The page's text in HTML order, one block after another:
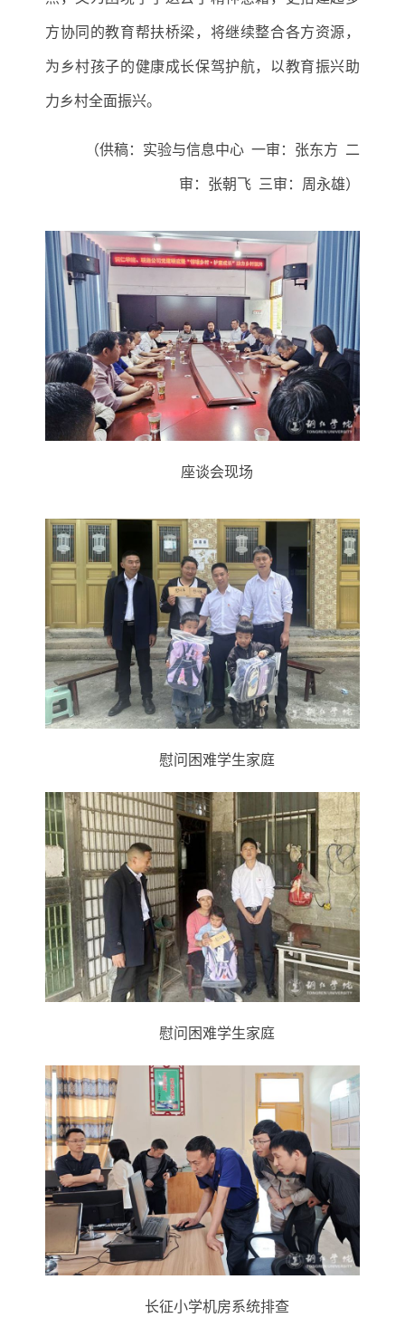
方协同的教育帮扶桥梁 ， 将继续整合各方资源，
为乡村孩子的健康成长保驾护航，以教育振兴助
力乡村全面振兴。
（供稿：实验与信息中心 一审：张东方 二
审：张朝飞 三审：周永雄）
座谈会现场
慰问 困难学生家庭
慰问 困难学生家庭
长征小学机房系统排查